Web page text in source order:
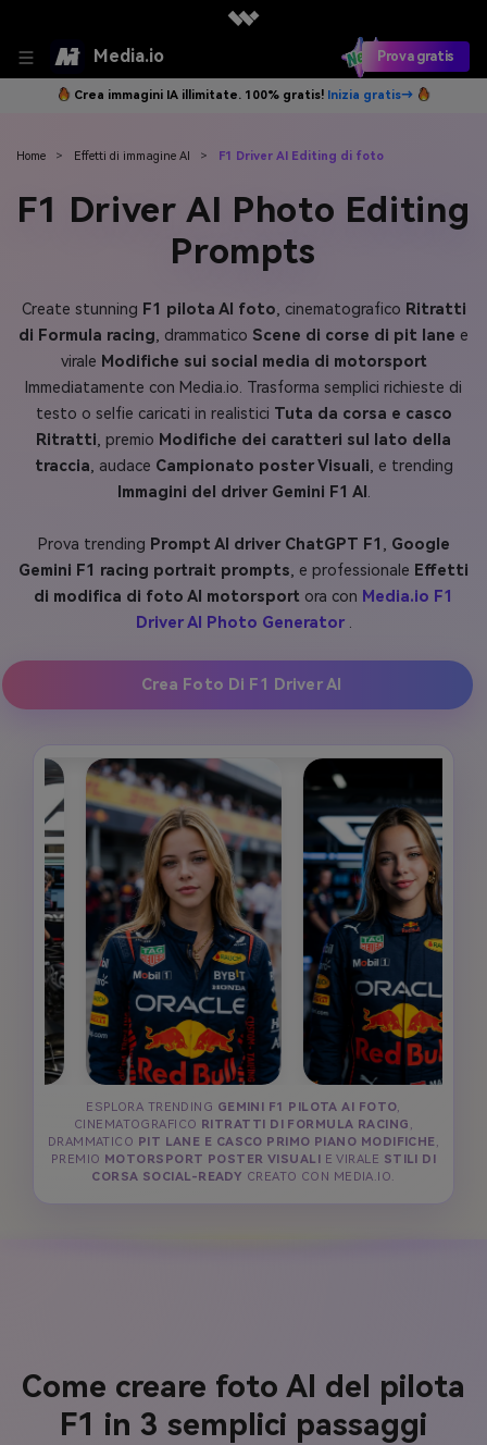
Media.io Prova gratis
Crea immagini IA illimitate. 100% gratis! Inizia gratis→
Home > Effetti di immagine AI > F1 Driver AI Editing di foto
F1 Driver AI Photo Editing
Prompts
Create stunning F1 pilota AI foto, cinematografico Ritratti
di Formula racing, drammatico Scene di corse di pit lane e
virale Modifiche sui social media di motorsport
Immediatamente con Media.io. Trasforma semplici richieste di
testo o selfie caricati in realistici Tuta da corsa e casco
Ritratti, premio Modifiche dei caratteri sul lato della
traccia, audace Campionato poster Visuali, e trending
Immagini del driver Gemini F1 AI .
Prova trending Prompt AI driver ChatGPT F1 , Google
Gemini F1 racing portrait prompts, e professionale Effetti
di modifica di foto AI motorsport ora con Media.io F1
Driver AI Photo Generator .
Crea Foto Di F1 Driver AI
ESPLORA TRENDING GEMINI F1 PILOTA AI FOTO,
CINEMATOGRAFICO RITRATTI DI FORMULA RACING ,
DRAMMATICO PIT LANE E CASCO PRIMO PIANO MODIFICHE,
PREMIO MOTORSPORT POSTER VISUALI E VIRALE STILI DI
CORSA SOCIAL-READY CREATO CON MEDIA.IO.
Come creare foto AI del pilota
F1 in 3 semplici passaggi